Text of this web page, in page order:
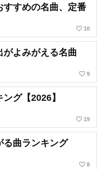
すめの名曲、定番
favorite_border 10
よみがえる名曲
favorite_border 9
グ【2026】
favorite_border 19
る曲ランキング
favorite_border 8